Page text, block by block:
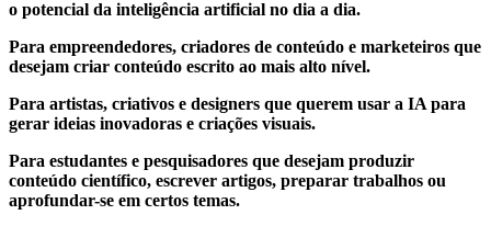
o potencial da inteligência artificial no dia a dia.
Para empreendedores, criadores de conteúdo e marketeiros que
desejam criar conteúdo escrito ao mais alto nível.
Para artistas, criativos e designers que querem usar a IA para
gerar ideias inovadoras e criações visuais.
Para estudantes e pesquisadores que desejam produzir
conteúdo científico, escrever artigos, preparar trabalhos ou
aprofundar-se em certos temas.